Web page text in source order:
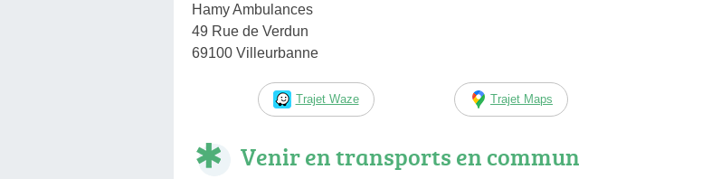
Hamy Ambulances
49 Rue de Verdun
69100 Villeurbanne
Trajet Waze Trajet Maps
Venir en transports en commun